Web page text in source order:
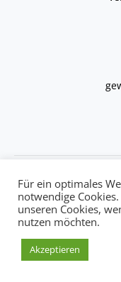
Copyright © 2026
Für ein optimales
notwendige
unseren Cookies,
nutzen möchten.
Akzeptieren